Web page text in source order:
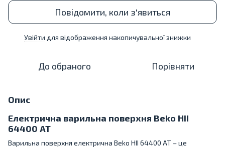
Повідомити, коли з'явиться
Увійти для відображення накопичувальної знижки
До обраного Порівняти
Опис
Електрична варильна поверхня Beko HII
64400 AT
Варильна поверхня електрична Beko HII 64400 AT – це